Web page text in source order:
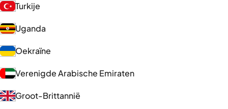
Turkije
Uganda
Oekraïne
Verenigde Arabische Emiraten
Groot-Brittannië